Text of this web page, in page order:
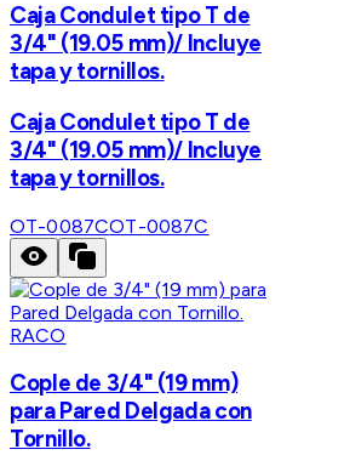
Caja Condulet tipo T de
3/4" (19.05 mm)/ Incluye
tapa y tornillos.
Caja Condulet tipo T de
3/4" (19.05 mm)/ Incluye
tapa y tornillos.
OT-0087COT-0087C
RACO
Cople de 3/4" (19 mm)
para Pared Delgada con
Tornillo.